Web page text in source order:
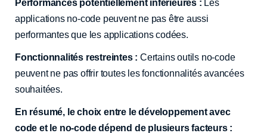
Performances potentiellement inférieures : Les
applications no-code peuvent ne pas être aussi
performantes que les applications codées.
Fonctionnalités restreintes : Certains outils no-code
peuvent ne pas offrir toutes les fonctionnalités avancées
souhaitées.
En résumé, le choix entre le développement avec
code et le no-code dépend de plusieurs facteurs :